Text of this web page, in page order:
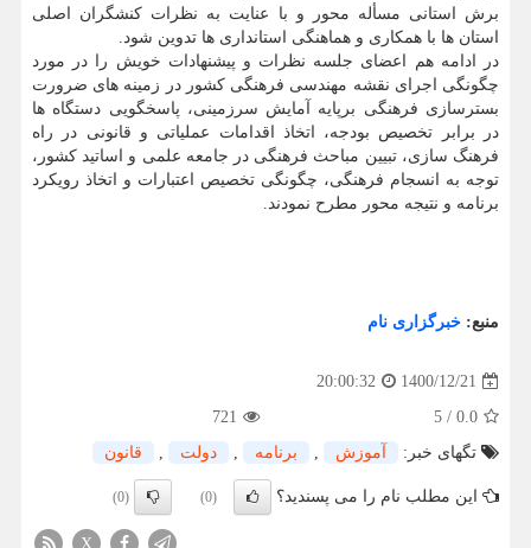
برش استانی مسأله محور و با عنایت به نظرات کنشگران اصلی
استان ها با همکاری و هماهنگی استانداری ها تدوین شود.
در ادامه هم اعضای جلسه نظرات و پیشنهادات خویش را در مورد
چگونگی اجرای نقشه مهندسی فرهنگی کشور در زمینه های ضرورت
بسترسازی فرهنگی برپایه آمایش سرزمینی، پاسخگویی دستگاه ها
در برابر تخصیص بودجه، اتخاذ اقدامات عملیاتی و قانونی در راه
فرهنگ سازی، تبیین مباحث فرهنگی در جامعه علمی و اساتید کشور،
توجه به انسجام فرهنگی، چگونگی تخصیص اعتبارات و اتخاذ رویکرد
برنامه و نتیجه محور مطرح نمودند.
منبع: خبرگزاری نام
1400/12/21
20:00:32
0.0
/
5
721
تگهای خبر:
آموزش , برنامه , دولت , قانون
این مطلب نام را می پسندید؟ (0)
(0)
X